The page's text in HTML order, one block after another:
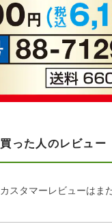
った人のレビュー
スタマーレビューはま